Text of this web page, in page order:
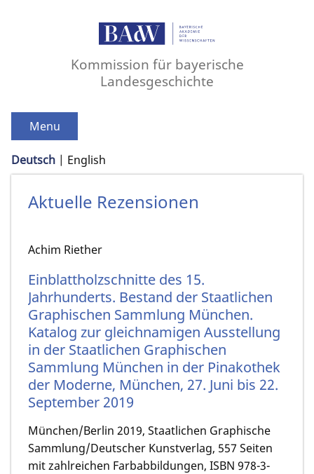
Kommission für bayerische
Landesgeschichte
Menu
Deutsch English
Aktuelle Rezensionen
Achim Riether
Einblattholzschnitte des 15.
Jahrhunderts. Bestand der Staatlichen
Graphischen Sammlung München.
Katalog zur gleichnamigen Ausstellung
in der Staatlichen Graphischen
Sammlung München in der Pinakothek
der Moderne, München, 27. Juni bis 22.
September 2019
München/Berlin 2019, Staatlichen Graphische
Sammlung/Deutscher Kunstverlag, 557 Seiten
mit zahlreichen Farbabbildungen, ISBN 978-3-